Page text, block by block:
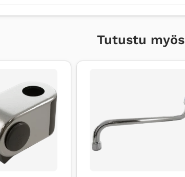
Tutustu myös